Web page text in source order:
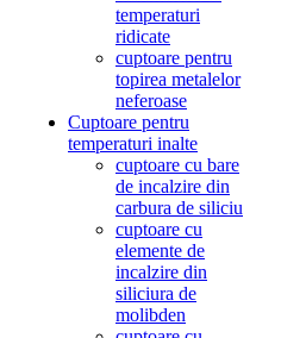
temperaturi
ridicate
cuptoare pentru
topirea metalelor
neferoase
Cuptoare pentru
temperaturi inalte
cuptoare cu bare
de incalzire din
carbura de siliciu
cuptoare cu
elemente de
incalzire din
siliciura de
molibden